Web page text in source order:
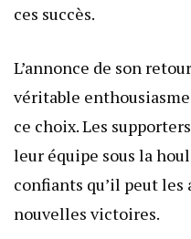
ces succès.
L’annonce de son
véritable
ce choix. Les
leur équipe sous la
confiants qu’il peut
nouvelles victoires.